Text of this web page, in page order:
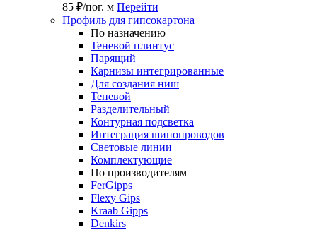
85 ₽/пог. м Перейти
Профиль для гипсокартона
По назначению
Теневой плинтус
Парящий
Карнизы интегрированные
Для создания ниш
Теневой
Разделительный
Контурная подсветка
Интеграция шинопроводов
Световые линии
Комплектующие
По производителям
FerGipps
Flexy Gips
Kraab Gipps
Denkirs